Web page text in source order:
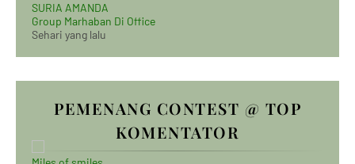
SURIA AMANDA
Group Marhaban Di Office
Sehari yang lalu
PEMENANG CONTEST @ TOP
KOMENTATOR